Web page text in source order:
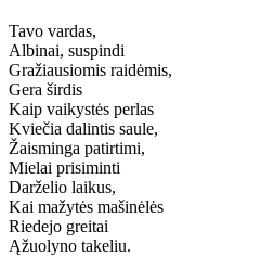
Tavo vardas,
Albinai, suspindi
Gražiausiomis raidėmis,
Gera širdis
Kaip vaikystės perlas
Kviečia dalintis saule,
Žaisminga patirtimi,
Mielai prisiminti
Darželio laikus,
Kai mažytės mašinėlės
Riedejo greitai
Ąžuolyno takeliu.